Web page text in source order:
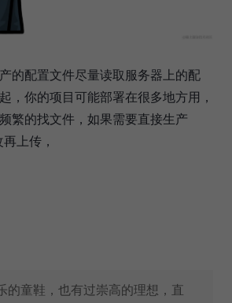
的配置文件尽量读取服务器上的配
，你的项目可能部署在很多地方用，
繁的找文件，如果需要直接生产
上传，
的童鞋，也有过崇高的理想，直